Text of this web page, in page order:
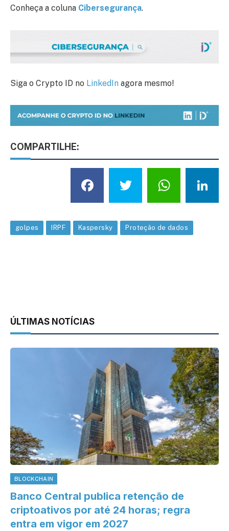
Conheça a coluna Cibersegurança.
Siga o Crypto ID no LinkedIn agora mesmo!
COMPARTILHE:
Facebook
Twitter
golpes IRPF Kaspersky Proteção de dados
ÚLTIMAS NOTÍCIAS
BLOCKCHAIN
Banco Central publica retenção de
criptoativos por até 24 horas; regra
entra em vigor em 2027